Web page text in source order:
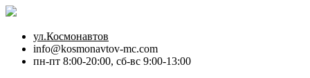
ул.Космонавтов
info@kosmonavtov-mc.com
пн-пт 8:00-20:00, сб-вс 9:00-13:00